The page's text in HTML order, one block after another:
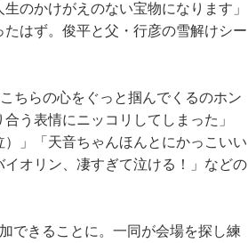
のかけがえのない宝物になります」
はず。俊平と父・行彦の雪解けシー
ちらの心をぐっと掴んでくるのホン
う表情にニッコリしてしまった」
」「天音ちゃんほんとにかっこいい
オリン、凄すぎて泣ける！」などの
できることに。一同が会場を探し練